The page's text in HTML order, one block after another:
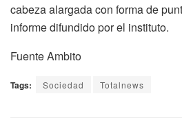
cabeza alargada con forma de
informe difundido por el instituto.
Fuente Ambito
Tags: Sociedad Totalnews